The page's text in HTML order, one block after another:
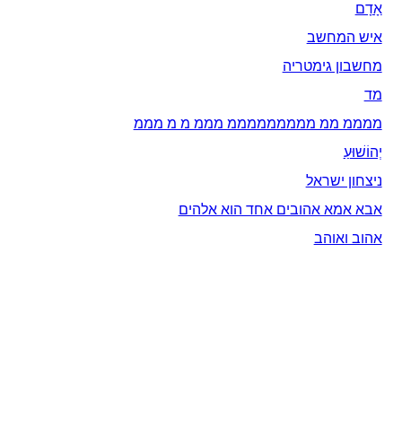
אָדָם‎
איש המחשב
מחשבון גימטריה
מד
ממממ ממ מממממממממ מממ מ מ מממ
יְהוֹשׁוּעַ
ניצחון ישראל
אבא אמא אהובים אחד הוא אלהים
אהוב ואוהב